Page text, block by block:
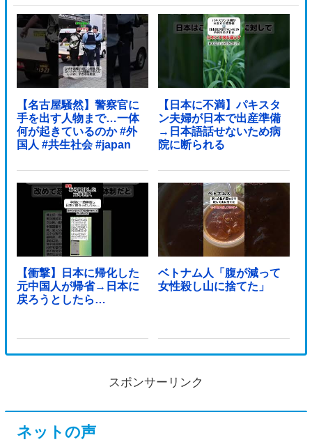
【名古屋騒然】警察官に
手を出す人物まで…一体
何が起きているのか #外
国人 #共生社会 #japan
【日本に不満】パキスタ
ン夫婦が日本で出産準備
→日本語話せないため病
院に断られる
【衝撃】日本に帰化した
元中国人が帰省→日本に
戻ろうとしたら…
ベトナム人「腹が減って
女性殺し山に捨てた」
スポンサーリンク
ネットの声